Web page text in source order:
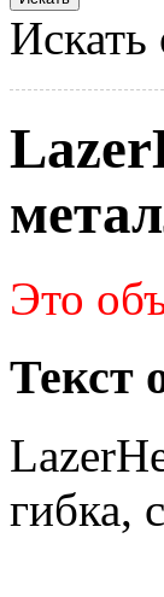
Искать
Это
Текст
гибка,